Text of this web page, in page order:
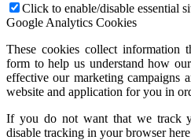
Click to enable/disable essential
Google Analytics Cookies
These cookies collect information
form to help us understand how
effective our marketing campaigns
website and application for you in
If you do not want that we track
disable tracking in your browser